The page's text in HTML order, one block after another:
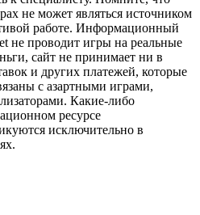
не может являться источником
работе. Информационный
не проводит игры на реальные
сайт не принимает ни в
и других платежей, которые
с азартными играми,
Какие-либо
ресурсе
исключительно в